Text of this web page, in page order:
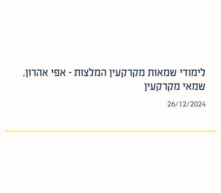
לימודי שמאות מקרקעין המלצות – אפי אהרון,
שמאי מקרקעין
26/12/2024